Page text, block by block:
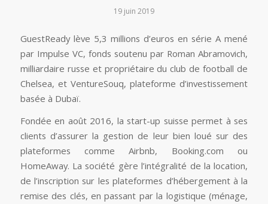
19 juin 2019
GuestReady lève 5,3 millions d’euros en série A mené
par Impulse VC, fonds soutenu par Roman Abramovich,
milliardaire russe et propriétaire du club de football de
Chelsea, et VentureSouq, plateforme d’investissement
basée à Dubaï.
Fondée en août 2016, la start-up suisse permet à ses
clients d’assurer la gestion de leur bien loué sur des
plateformes comme Airbnb, Booking.com ou
HomeAway. La société gère l’intégralité de la location,
de l’inscription sur les plateformes d’hébergement à la
remise des clés, en passant par la logistique (ménage,